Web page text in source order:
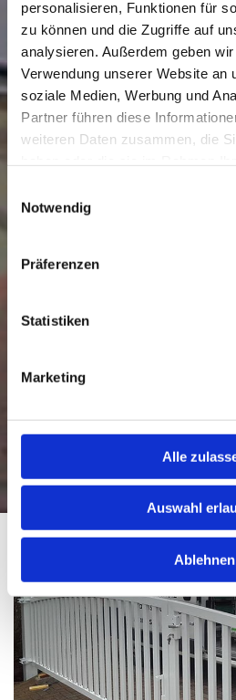
personalisieren, Funktionen für
zu können und die Zugriffe auf
analysieren. Außerdem geben
Verwendung unserer Website an
soziale Medien, Werbung und
Partner führen diese
weiteren Daten zusammen, die
Notwendig
Präferenzen
Statistiken
Marketing
Alle
Auswahl
Ablehnen
Einzelanfertigungen
in Auftrag und nach
Aluminiumbau
Stahlbau / Edelstahlbau
Lieferung und Montage
Service und Wartung